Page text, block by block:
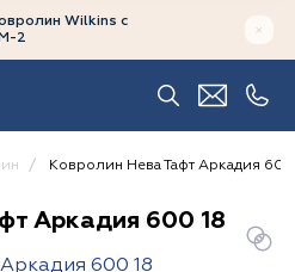
Wilkins с
2
Ковролин Нева Тафт Аркадия 600
Аркадия 600 18